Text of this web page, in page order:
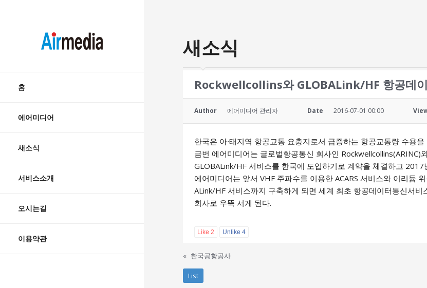
AIRMEDIA
content
홈
에어미디어
새소식
서비스소개
오시는길
이용약관
새소식
Rockwellcollins와 GLOBALink/HF 항공데
Author 에어미디어 관리자 Date 2016-07-01 00:00
한국은 아∙태지역 항공교통 요충지로서 급증하는 항공교통량 수용
금번 에어미디어는 글로벌항공통신 회사인
GLOBALink/HF 서비스를 한국에 도입하기로 계약을 체결하고
에어미디어는 앞서 VHF 주파수를 이용한 ACARS 서비스와 이리듐
ALink/HF 서비스까지 구축하게 되면 세계 최초 항공데이터통신서
회사로 우뚝 서게 된다.
Like 2 Unlike 4
« 한국공항공사
List